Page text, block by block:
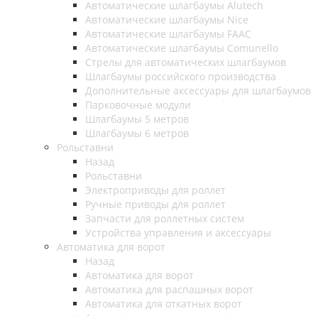
Автоматические шлагбаумы Alutech
Автоматические шлагбаумы Nice
Автоматические шлагбаумы FAAC
Автоматические шлагбаумы Comunello
Стрелы для автоматических шлагбаумов
Шлагбаумы российского производства
Дополнительные аксессуары для шлагбаумов
Парковочные модули
Шлагбаумы 5 метров
Шлагбаумы 6 метров
Рольставни
Назад
Рольставни
Электроприводы для роллет
Ручные приводы для роллет
Запчасти для роллетных систем
Устройства управления и аксессуары
Автоматика для ворот
Назад
Автоматика для ворот
Автоматика для распашных ворот
Автоматика для откатных ворот